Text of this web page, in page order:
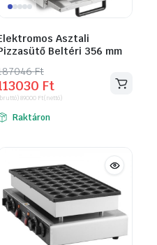
Asztali
Beltéri 356 mm
Ft
Ft.
Ft
Ft.
89000 Ft(nettó)
Raktáron